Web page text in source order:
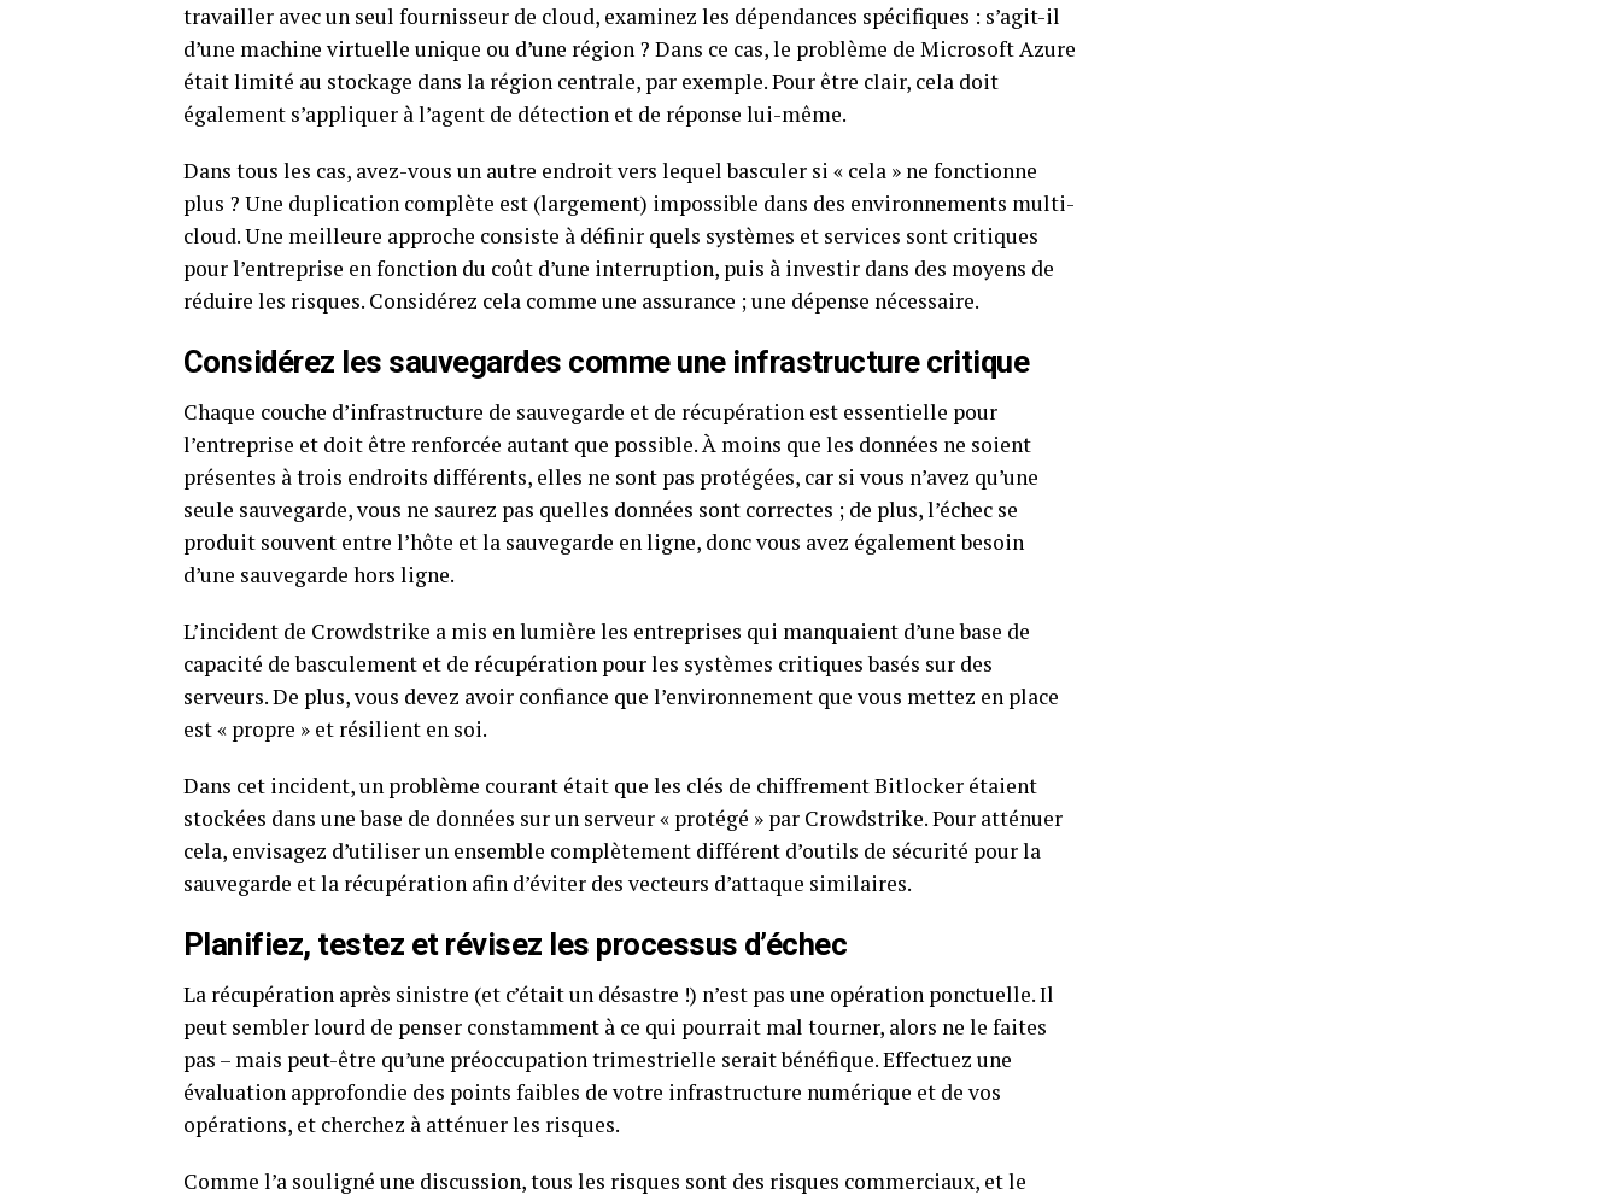
travailler avec un seul fournisseur de cloud, examinez les dépendances spécifiques : s’agit-il
d’une machine virtuelle unique ou d’une région ? Dans ce cas, le problème de Microsoft Azure
était limité au stockage dans la région centrale, par exemple. Pour être clair, cela doit
également s’appliquer à l’agent de détection et de réponse lui-même.
Dans tous les cas, avez-vous un autre endroit vers lequel basculer si « cela » ne fonctionne
plus ? Une duplication complète est (largement) impossible dans des environnements multi-
cloud. Une meilleure approche consiste à définir quels systèmes et services sont critiques
pour l’entreprise en fonction du coût d’une interruption, puis à investir dans des moyens de
réduire les risques. Considérez cela comme une assurance ; une dépense nécessaire.
Considérez les sauvegardes comme une infrastructure critique
Chaque couche d’infrastructure de sauvegarde et de récupération est essentielle pour
l’entreprise et doit être renforcée autant que possible. À moins que les données ne soient
présentes à trois endroits différents, elles ne sont pas protégées, car si vous n’avez qu’une
seule sauvegarde, vous ne saurez pas quelles données sont correctes ; de plus, l’échec se
produit souvent entre l’hôte et la sauvegarde en ligne, donc vous avez également besoin
d’une sauvegarde hors ligne.
L’incident de Crowdstrike a mis en lumière les entreprises qui manquaient d’une base de
capacité de basculement et de récupération pour les systèmes critiques basés sur des
serveurs. De plus, vous devez avoir confiance que l’environnement que vous mettez en place
est « propre » et résilient en soi.
Dans cet incident, un problème courant était que les clés de chiffrement Bitlocker étaient
stockées dans une base de données sur un serveur « protégé » par Crowdstrike. Pour atténuer
cela, envisagez d’utiliser un ensemble complètement différent d’outils de sécurité pour la
sauvegarde et la récupération afin d’éviter des vecteurs d’attaque similaires.
Planifiez, testez et révisez les processus d’échec
La récupération après sinistre (et c’était un désastre !) n’est pas une opération ponctuelle. Il
peut sembler lourd de penser constamment à ce qui pourrait mal tourner, alors ne le faites
pas – mais peut-être qu’une préoccupation trimestrielle serait bénéfique. Effectuez une
évaluation approfondie des points faibles de votre infrastructure numérique et de vos
opérations, et cherchez à atténuer les risques.
Comme l’a souligné une discussion, tous les risques sont des risques commerciaux, et le